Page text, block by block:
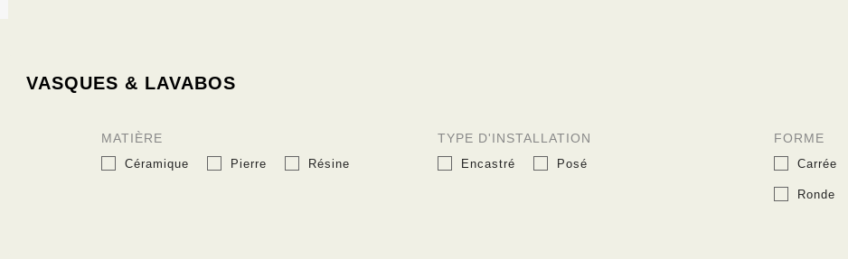
VASQUES & LAVABOS
MATIÈRE
Céramique Pierre Résine
TYPE D'INSTALLATION
Encastré Posé
FORME
Carrée
Ronde